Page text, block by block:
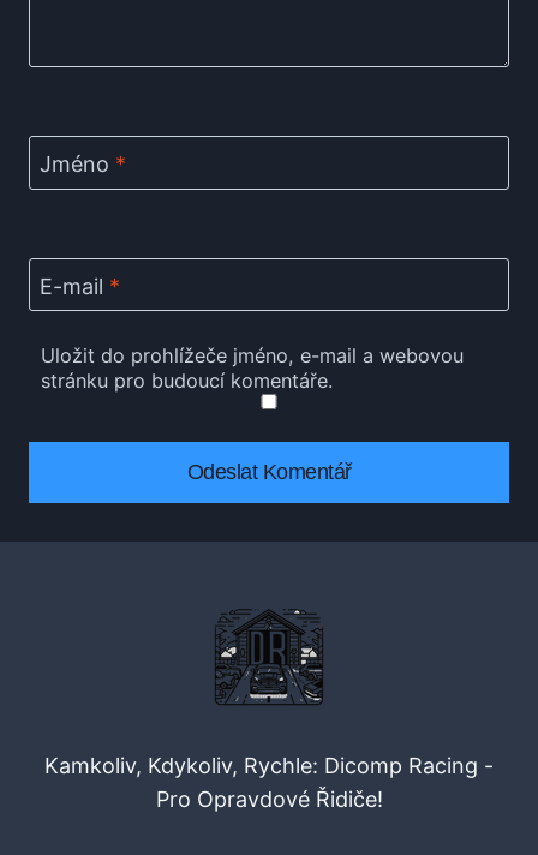
Jméno *
E-mail *
Uložit do prohlížeče jméno, e-mail a webovou
stránku pro budoucí komentáře.
Kamkoliv, Kdykoliv, Rychle: Dicomp Racing -
Pro Opravdové Řidiče!